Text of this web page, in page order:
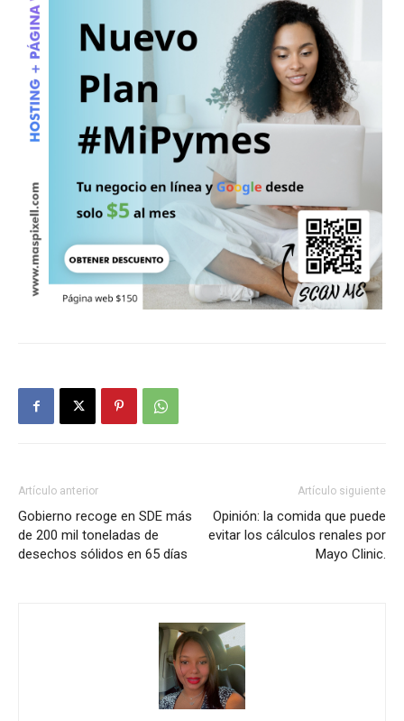
Artículo anterior
Gobierno recoge en SDE más
de 200 mil toneladas de
desechos sólidos en 65 días
Artículo siguiente
Opinión: la comida que puede
evitar los cálculos renales por
Mayo Clinic.